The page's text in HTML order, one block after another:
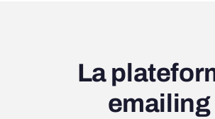
La
emailing